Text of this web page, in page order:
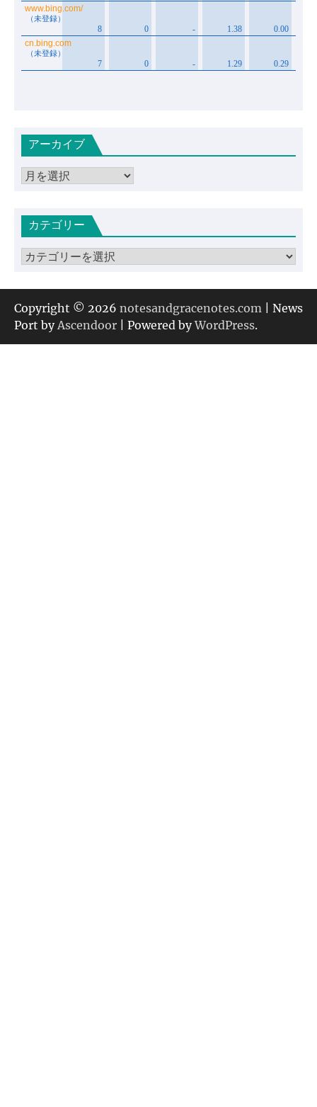
アーカイブ
ア
イカテゴリー
カ
ゴ
リ
ー
Copyright © 2026 notesandgracenotes.com | News
Port byAscendoor | Powered byWordPress.